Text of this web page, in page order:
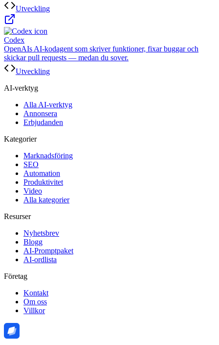
Utveckling
Codex
OpenAIs AI-kodagent som skriver funktioner, fixar buggar och
skickar pull requests — medan du sover.
Utveckling
AI-verktyg
Alla AI-verktyg
Annonsera
Erbjudanden
Kategorier
Marknadsföring
SEO
Automation
Produktivitet
Video
Alla kategorier
Resurser
Nyhetsbrev
Blogg
AI-Promptpaket
AI-ordlista
Företag
Kontakt
Om oss
Villkor